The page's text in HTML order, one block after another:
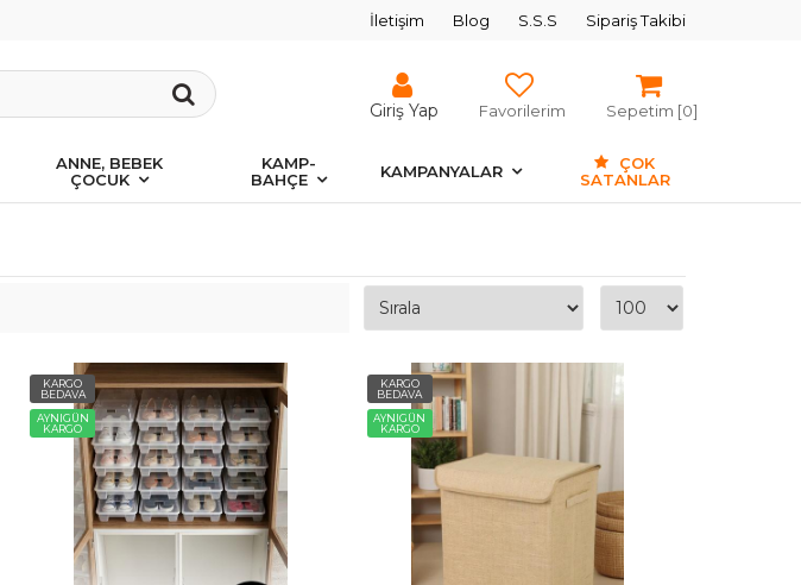
İletişim Blog S.S.S Sipariş Takibi
Giriş Yap Favorilerim Sepetim [0]
ANNE, BEBEK
ÇOCUK
KAMP-
BAHÇE
KAMPANYALAR
ÇOK
SATANLAR
KARGO
BEDAVA
AYNIGÜN
KARGO
KARGO
BEDAVA
AYNIGÜN
KARGO